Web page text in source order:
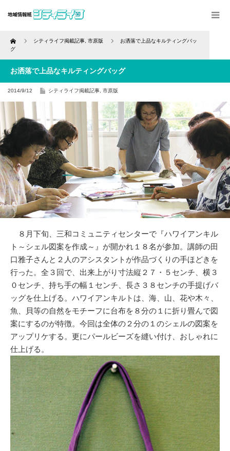
Home シティライフ掲載記事 市原版
お洒落で上品なキルティングバッ
グ
お洒落で上品なキルティングバッグ
2014/9/12 シティライフ掲載記事 市原版
８月下旬、三和コミュニティセンターで『ハワイアンキル
ト～シェル図案を作成～』が開かれ１８名が参加。講師の田
口雅子さんと２人のアシスタントが作品づくりの手ほどきを
行った。全３回で、出来上がり寸法縦２７・５センチ、横３
０センチ、持ち手の幅１センチ、長さ３８センチの手提げバ
ッグを仕上げる。ハワイアンキルトは、海、山、花や木々、
魚、貝等の自然をモチーフに台布を８分の１に折り畳んで図
案にするのが特徴。今回は全体の２分の１のシェルの図案を
アップリケする。更にパールビーズを縫い付け、おしゃれに
仕上げる。